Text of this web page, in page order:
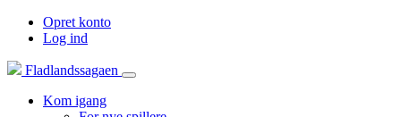
Opret konto
Log ind
Fladlandssagaen
Kom igang